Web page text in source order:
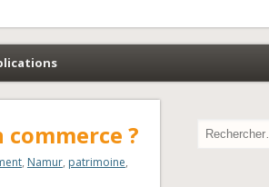
?
, Namur, patrimoine,